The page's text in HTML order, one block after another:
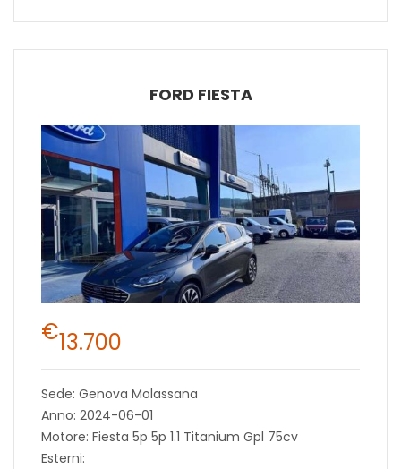
FORD FIESTA
€13.700
Sede: Genova Molassana
Anno: 2024-06-01
Motore: Fiesta 5p 5p 1.1 Titanium Gpl 75cv
Esterni: